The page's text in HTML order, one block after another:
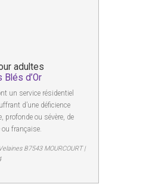
adultes
Blés d’Or
un service résidentiel
d’une déficience
profonde ou sévère, de
française.
B7543 MOURCOURT |